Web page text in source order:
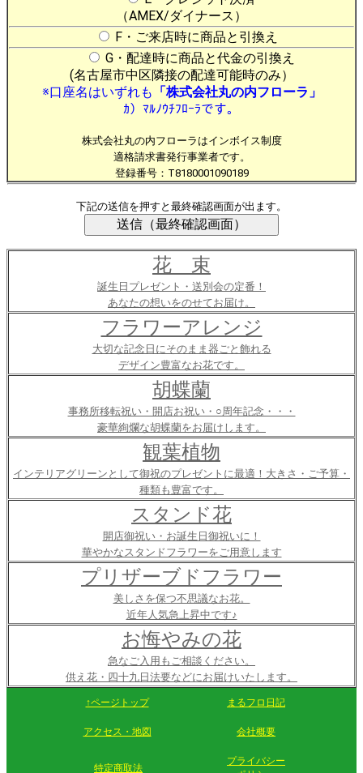
（AMEX/ダイナース）
F・ご来店時に商品と引換え
G・配達時に商品と代金の引換え
(名古屋市中区隣接の配達可能時のみ）
※口座名はいずれも 「株式会社丸の内フローラ」
ｶ）ﾏﾙﾉｳﾁﾌﾛｰﾗです。
株式会社丸の内フローラはインボイス制度
適格請求書発行事業者です。
登録番号：T8180001090189
下記の送信を押すと最終確認画面が出ます。
花 束
誕生日プレゼント・送別会の定番！
あなたの想いをのせてお届け。
フラワーアレンジ
大切な記念日にそのまま器ごと飾れる
デザイン豊富なお花です。
胡蝶蘭
事務所移転祝い・開店お祝い・○周年記念・・・
豪華絢爛な胡蝶蘭をお届けします。
観葉植物
インテリアグリーンとして御祝のプレゼントに最適！大きさ・ご予算・
種類も豊富です。
スタンド花
開店御祝い・お誕生日御祝いに！
華やかなスタンドフラワーをご用意します
プリザーブドフラワー
美しさを保つ不思議なお花。
近年人気急上昇中です♪
お悔やみの花
急なご入用もご相談ください。
供え花・四十九日法要などにお届けいたします。
↑ページトップ まるフロ日記
アクセス・地図 会社概要
特定商取法
プライバシー